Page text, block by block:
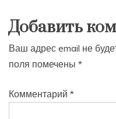
Добавить
Ваш адрес email не
поля помечены *
Комментарий *